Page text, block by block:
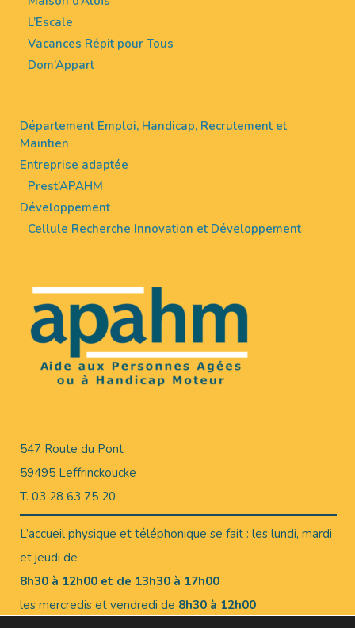
L’Escale
Vacances Répit pour Tous
Dom’Appart
Département Emploi, Handicap, Recrutement et
Maintien
Entreprise adaptée
Prest’APAHM
Développement
Cellule Recherche Innovation et Développement
547 Route du Pont
59495 Leffrinckoucke
T. 03 28 63 75 20
L’accueil physique et téléphonique se fait : les lundi, mardi
et jeudi de
8h30 à 12h00 et de 13h30 à 17h00
les mercredis et vendredi de 8h30 à 12h00